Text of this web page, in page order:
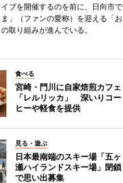
ブを開催するのを前に、日向市で
」（ファンの愛称）を迎える「お
取り組みが進んでいる。
食べる
宮崎・門川に自家焙煎カフェ
「レルリッカ」 深いりコー
ヒーや軽食を提供
見る・遊ぶ
日本最南端のスキー場「五ヶ
瀬ハイランドスキー場」閉鎖
で思い出募集